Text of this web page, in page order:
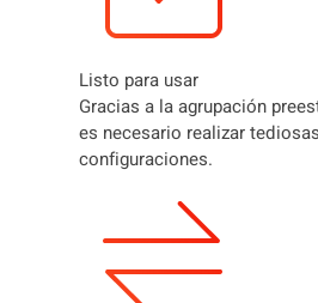
Listo para usar
Gracias a la agrupación
es necesario realizar tediosas
configuraciones.